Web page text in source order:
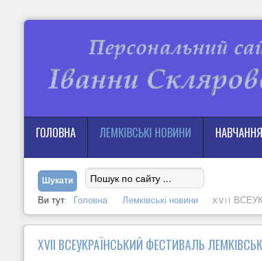
ГОЛОВНА ЛЕМКІВСЬКІ НОВИНИ НАВЧАННЯ
Ви тут: Головна Лемківські новини XVII
XVII ВСЕУКРАЇНСЬКИЙ ФЕСТИВАЛЬ